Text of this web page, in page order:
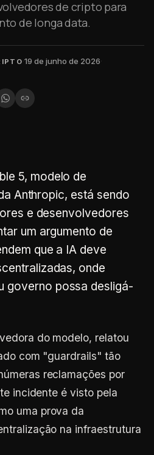
de cripto para
de longa data.
·19 de junho de 2026·
5, modelo de
Anthropic, está sendo
e desenvolvedores
um argumento de
que a IA deve
onde
governo possa desligá-
do modelo, relatou
com "guardrails" tão
reclamações por
incidente é visto pela
uma prova da
na infraestrutura